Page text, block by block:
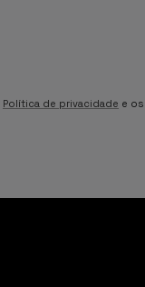
Política de privacidade e os